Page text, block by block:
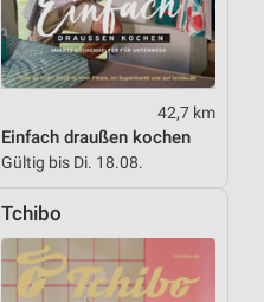
42,7 km
Einfach draußen kochen
Gültig bis Di. 18.08.
Tchibo